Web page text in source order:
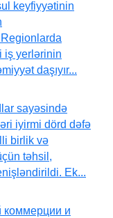
keyfiyyətinin
Regionlarda
iş yerlərinin
daşıyır...
sayəsində
iyirmi dörd dəfə
birlik və
təhsil,
Ek...
коммерции и